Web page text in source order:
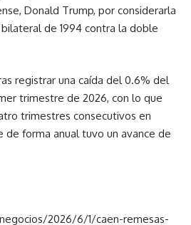
Donald Trump, por considerarla
de 1994 contra la doble
registrar una caída del 0.6% del
trimestre de 2026, con lo que
trimestres consecutivos en
de forma anual tuvo un avance de
2026/6/1/caen-remesas-